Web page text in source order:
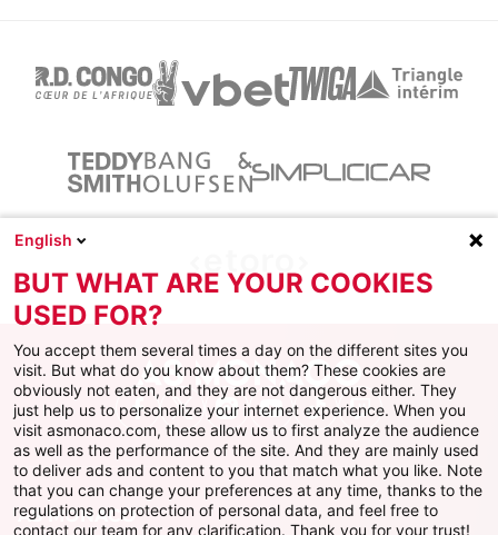
Facebook
X Instagram
YoutubeTikTokTwitch
AS MONACO
English
BUT WHAT ARE YOUR COOKIES
USED FOR?
You accept them several times a day on the different sites you
visit. But what do you know about them? These cookies are
obviously not eaten, and they are not dangerous either. They
just help us to personalize your internet experience. When you
visit asmonaco.com, these allow us to first analyze the audience
as well as the performance of the site. And they are mainly used
to deliver ads and content to you that match what you like. Note
that you can change your preferences at any time, thanks to the
regulations on protection of personal data, and feel free to
contact our team for any clarification. Thank you for your trust!